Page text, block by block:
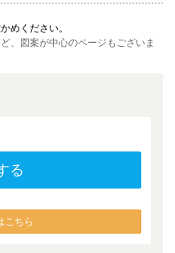
めください。
、図案が中心のページもございま
る
こちら